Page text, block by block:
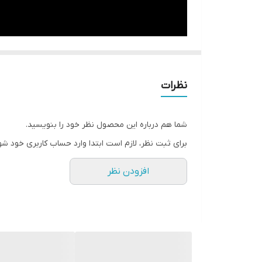
بادی اسپلش دکتر بیز
همچنین افرادی که دارای آسم و یا بیماری تنفسی
نظرات
شما هم درباره این محصول نظر خود را بنویسید.
برای ثبت نظر، لازم است ابتدا وارد حساب کاربری خود
افزودن نظر